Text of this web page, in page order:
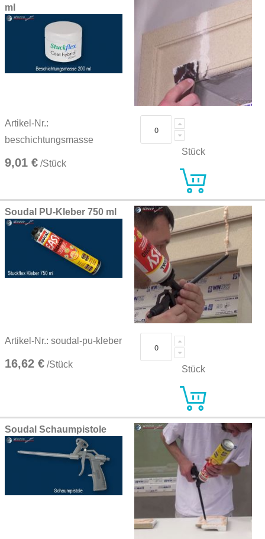
ml
Artikel-Nr.:
beschichtungsmasse
9,01 € /Stück
Stück
Soudal PU-Kleber 750 ml
Artikel-Nr.: soudal-pu-kleber
16,62 € /Stück Stück
Soudal Schaumpistole